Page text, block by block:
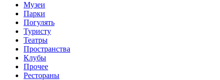
Музеи
Парки
Погулять
Туристу
Театры
Пространства
Клубы
Прочее
Рестораны